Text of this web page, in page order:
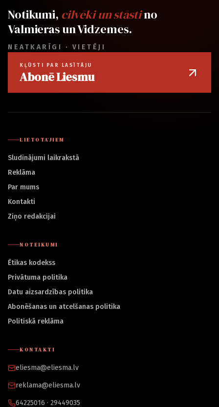
Notikumi, cilvēki un stāstino
Valmieras un Vidzemes.
NEATKARĪGI · VIETĒJI
KĻŪSTI PAR LASĪTĀJU
Abonē Liesmu
LIETOTĀJIEM
Sludinājumi laikrakstā
Reklāma
Par mums
Kontakti
Ziņo redakcijai
NOTEIKUMI
Ētikas kodekss
Privātuma politika
Datu aizsardzības politika
Abonēšanas un atcelšanas politika
Politiskā reklāma
KONTAKTI
eliesma@eliesma.lv
reklama@eliesma.lv
64225016 · 29449035